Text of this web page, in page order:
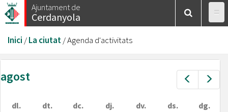
Vés
al
Ajuntament de
Cerdanyola
Esteu
aquí
Inici /La ciutat/Agenda d'activitats
Prev
agost
dl. dt. dc. dj. dv. ds.
dg.